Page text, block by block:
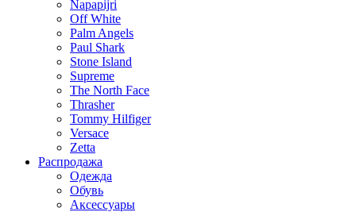
Napapijri
Off White
Palm Angels
Paul Shark
Stone Island
Supreme
The North Face
Thrasher
Tommy Hilfiger
Versace
Zetta
Распродажа
Одежда
Обувь
Аксессуары